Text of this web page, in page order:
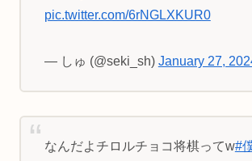
pic.twitter.com/6rNGLXKUR0
— しゅ (@seki_sh) January 27,
なんだよチロルチョコ将棋ってw#